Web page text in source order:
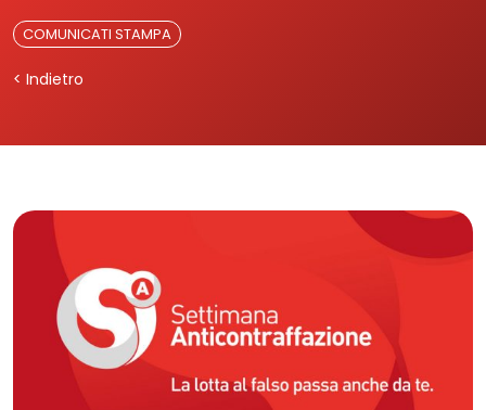
COMUNICATI STAMPA
< Indietro